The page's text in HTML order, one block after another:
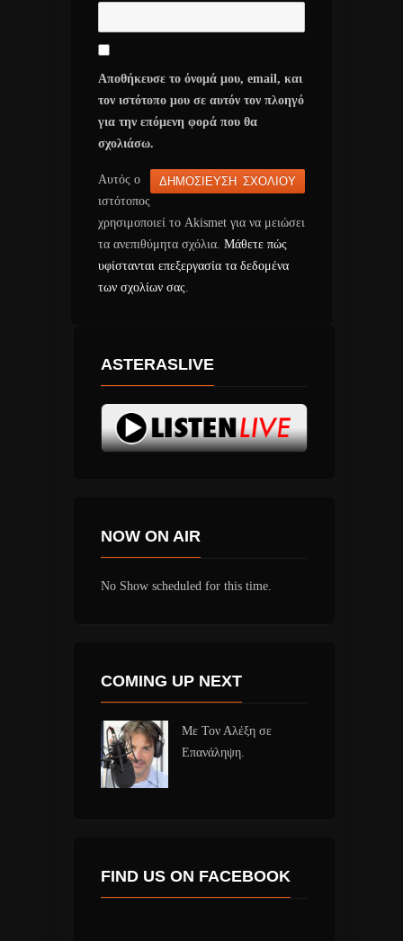
Αποθήκευσε το όνομά μου, email, και
τον ιστότοπο μου σε αυτόν τον πλοηγό
για την επόμενη φορά που θα
σχολιάσω.
Αυτός ο
ιστότοπος
χρησιμοποιεί το Akismet για να μειώσει
τα ανεπιθύμητα σχόλια. Μάθετε πώς
υφίστανται επεξεργασία τα δεδομένα
των σχολίων σας
ASTERASLIVE
NOW ON AIR
No Show scheduled for this time.
COMING UP NEXT
Με Τον Αλέξη σε
Επανάληψη.
FIND US ON FACEBOOK